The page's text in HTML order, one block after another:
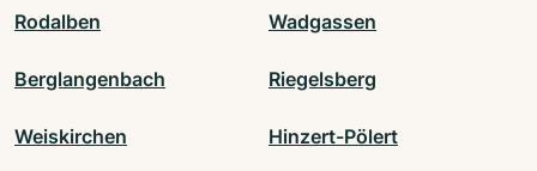
Rodalben Wadgassen
Berglangenbach Riegelsberg
Weiskirchen Hinzert-Pölert